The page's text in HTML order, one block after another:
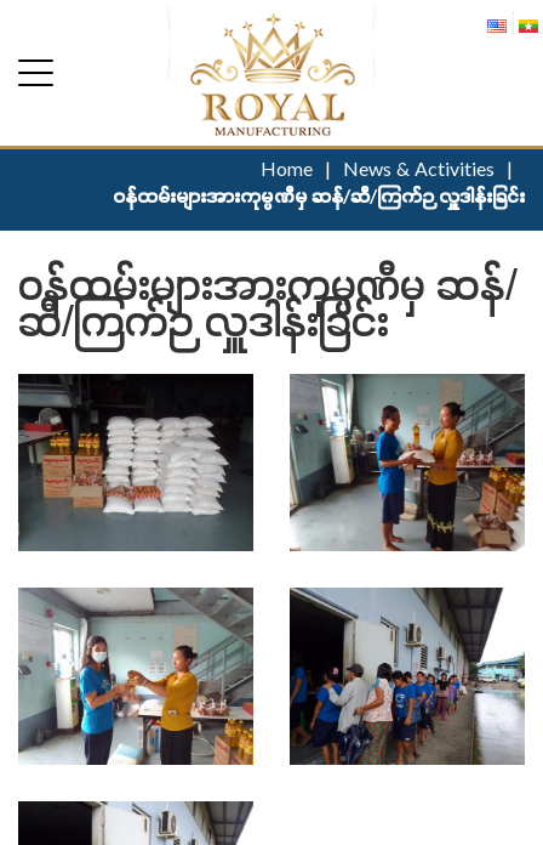
Home | News & Activities |
ဝန်ထမ်းများအားကုမ္ပဏီမှ ဆန်/ဆီ/ကြက်ဉ လှူဒါန်းခြင်း
ဝန်ထမ်းများအားကုမ္ပဏီမှ ဆန်/
ဆီ/ကြက်ဉ လှူဒါန်းခြင်း